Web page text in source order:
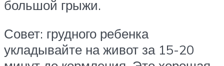
большой грыжи.
Совет: грудного ребенка
укладывайте на живот за 15-20